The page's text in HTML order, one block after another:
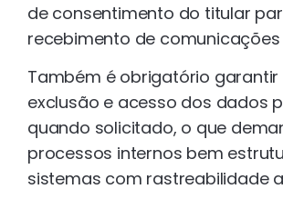
de consentimento do titular
recebimento de comunicações
Também é obrigatório
exclusão e acesso dos dados
quando solicitado, o que
processos internos bem
sistemas com rastreabilidade